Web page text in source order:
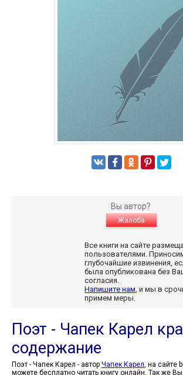
Вы автор?
Жалоба
Все книги на сайте
пользователями.
глубочайшие извинения,
была опубликована без
согласия.
Напишите нам , и мы в
примем меры.
Поэт - Чапек Карел
содержание
Поэт - Чапек Карел - автор Чапек Карел , на сайте
можете бесплатно читать книгу онлайн. Так же